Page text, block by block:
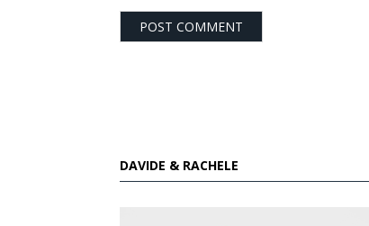
DAVIDE & RACHELE